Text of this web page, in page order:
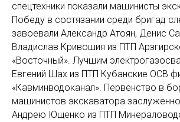
спецтехники показали машинисты
Победу в состязании среди бригад
завоевали Александр Атоян, Денис
Владислав Кривошия из ПТП
«Восточный». Лучшим
Евгений Шах из ПТП Кубанские ОСВ
«Кавминводоканал». Первенство в
машинистов экскаватора
Андрею Ющенко из ПТП